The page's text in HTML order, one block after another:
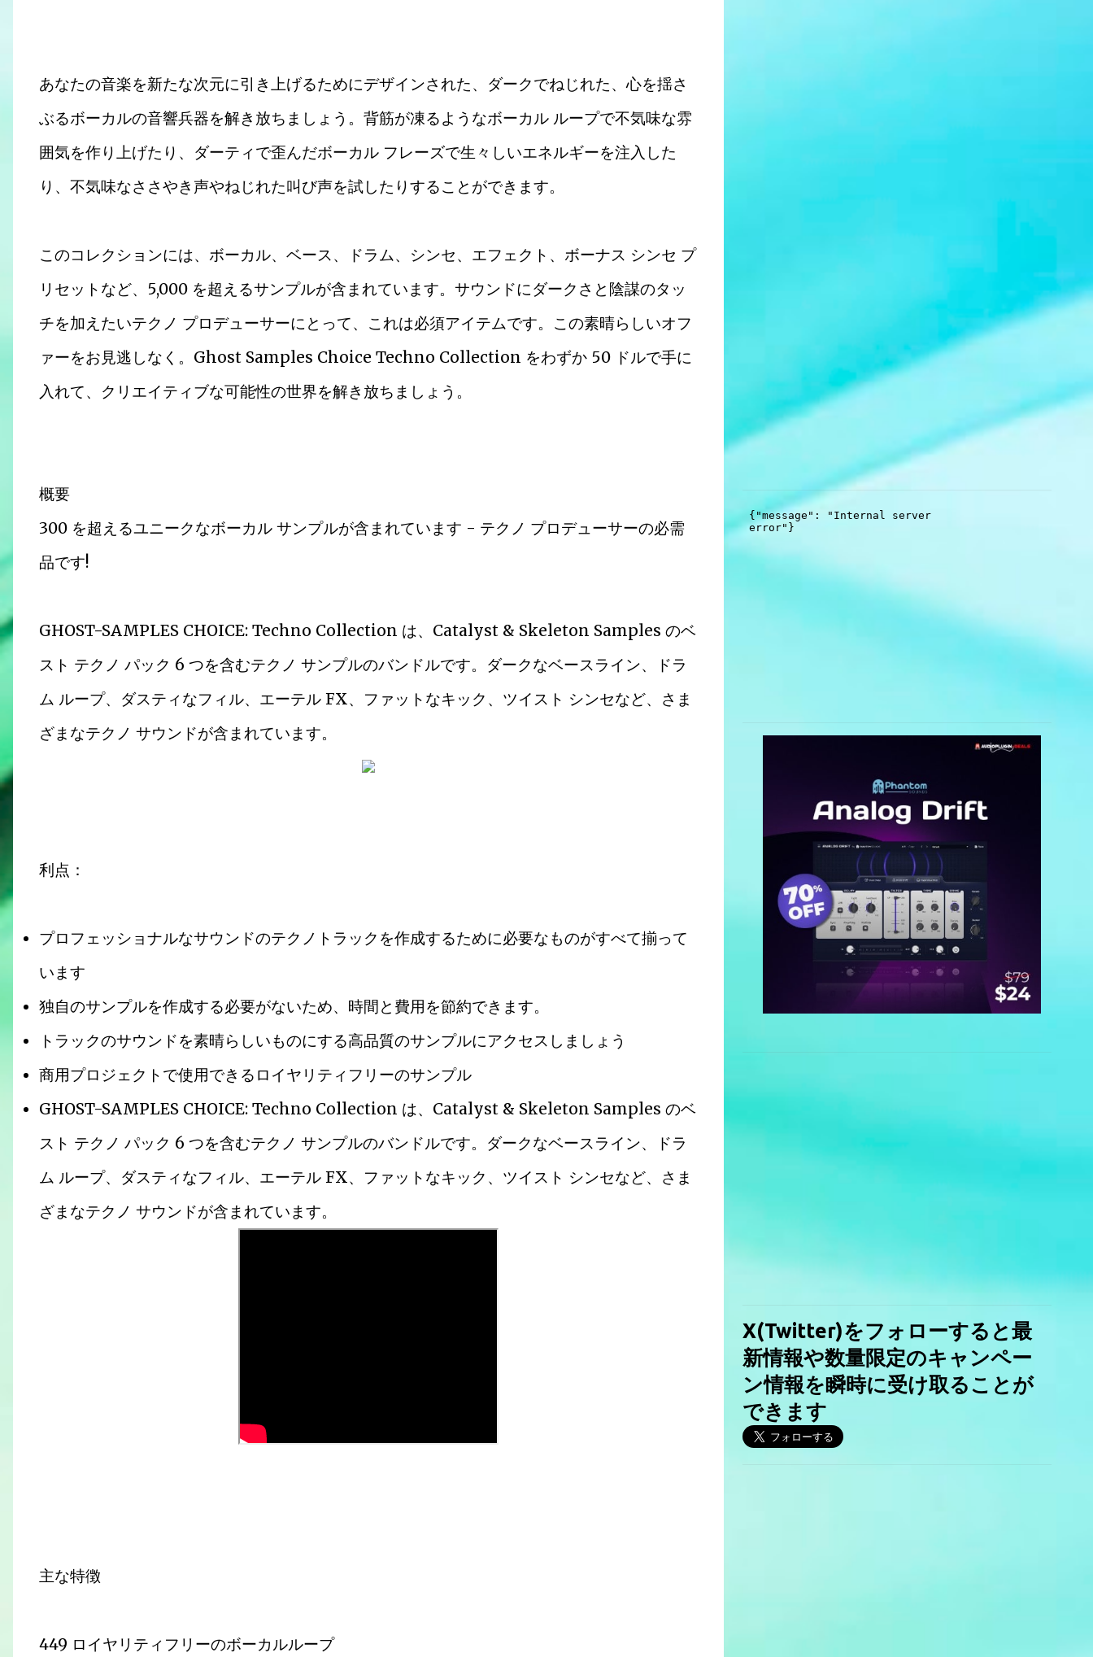
あなたの音楽を新たな次元に引き上げるためにデザインされた、ダークでねじれた、心を揺さ
ぶるボーカルの音響兵器を解き放ちましょう。背筋が凍るようなボーカル ループで不気味な雰
囲気を作り上げたり、ダーティで歪んだボーカル フレーズで生々しいエネルギーを注入した
り、不気味なささやき声やねじれた叫び声を試したりすることができます。
このコレクションには、ボーカル、ベース、ドラム、シンセ、エフェクト、ボーナス シンセ プ
リセットなど、5,000 を超えるサンプルが含まれています。サウンドにダークさと陰謀のタッ
チを加えたいテクノ プロデューサーにとって、これは必須アイテムです。この素晴らしいオフ
ァーをお見逃しなく。Ghost Samples Choice Techno Collection をわずか 50 ドルで手に
入れて、クリエイティブな可能性の世界を解き放ちましょう。
概要
300 を超えるユニークなボーカル サンプルが含まれています - テクノ プロデューサーの必需
品です!
GHOST-SAMPLES CHOICE: Techno Collection は、Catalyst & Skeleton Samples のベ
スト テクノ パック 6 つを含むテクノ サンプルのバンドルです。ダークなベースライン、ドラ
ム ループ、ダスティなフィル、エーテル FX、ファットなキック、ツイスト シンセなど、さま
ざまなテクノ サウンドが含まれています。
利点：
プロフェッショナルなサウンドのテクノトラックを作成するために必要なものがすべて揃って
います
独自のサンプルを作成する必要がないため、時間と費用を節約できます。
トラックのサウンドを素晴らしいものにする高品質のサンプルにアクセスしましょう
商用プロジェクトで使用できるロイヤリティフリーのサンプル
GHOST-SAMPLES CHOICE: Techno Collection は、Catalyst & Skeleton Samples のベ
スト テクノ パック 6 つを含むテクノ サンプルのバンドルです。ダークなベースライン、ドラ
ム ループ、ダスティなフィル、エーテル FX、ファットなキック、ツイスト シンセなど、さま
ざまなテクノ サウンドが含まれています。
主な特徴
449 ロイヤリティフリーのボーカルループ
X(Twitter)をフォローすると最
新情報や数量限定のキャンペー
ン情報を瞬時に受け取ることが
できます